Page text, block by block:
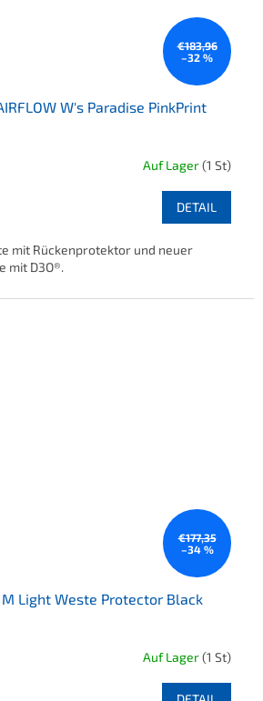
€183,96
–32 %
W's Paradise PinkPrint
Auf Lager(1 St)
DETAIL
mit Rückenprotektor und neuer
mit D3O®.
€177,35
–34 %
Light Weste Protector Black
Auf Lager(1 St)